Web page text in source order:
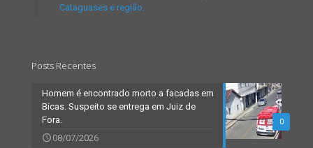
Cataguases e região.
Posts Recentes
0
Homem é encontrado morto a facadas em
Bicas. Suspeito se entrega em Juiz de
Fora.
08/07/2026